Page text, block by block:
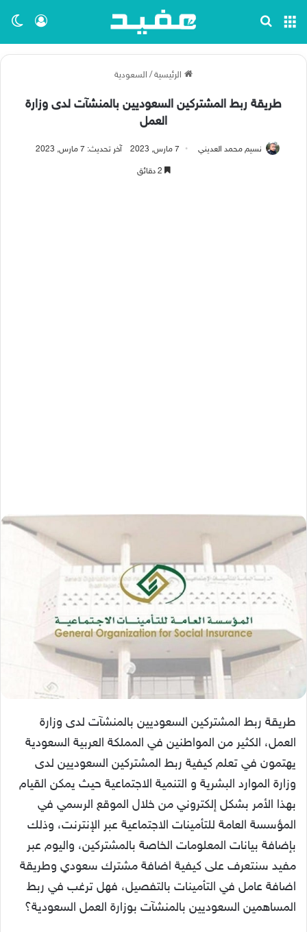
تسجيل القائمة
الرئيسية/ السعودية
طريقة ربط المشتركين السعوديين بالمنشآت لدى وزارة
العمل
نسيم محمد العديني 7 مارس, 2023 آخر تحديث: 7 مارس, 2023
طريقة ربط المشتركين السعوديين بالمنشآت لدى وزارة
العمل، الكثير من المواطنين في المملكة العربية السعودية
يهتمون في تعلم كيفية ربط المشتركين السعوديين لدى
وزارة الموارد البشرية و التنمية الاجتماعية حيث يمكن القيام
بهذا الأمر بشكل إلكتروني من خلال الموقع الرسمي في
المؤسسة العامة للتأمينات الاجتماعية عبر الإنترنت، وذلك
بإضافة بيانات المعلومات الخاصة بالمشتركين، واليوم عبر
مفيد سنتعرف على كيفية اضافة مشترك سعودي وطريقة
اضافة عامل في التأمينات بالتفصيل، فهل ترغب في ربط
المساهمين السعوديين بالمنشآت بوزارة العمل السعودية؟